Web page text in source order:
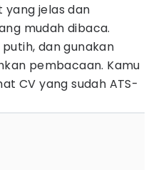
jelas dan
mudah dibaca.
dan gunakan
pembacaan. Kamu
CV yang sudah ATS-